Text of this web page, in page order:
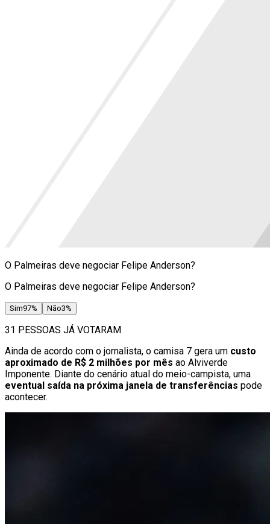
O Palmeiras deve negociar Felipe Anderson?
O Palmeiras deve negociar Felipe Anderson?
Sim97% Não3%
31 PESSOAS JÁ VOTARAM
Ainda de acordo com o jornalista, o camisa 7 gera um custo
aproximado de R$ 2 milhões por mês ao Alviverde
Imponente. Diante do cenário atual do meio-campista, uma
eventual saída na próxima janela de transferências pode
acontecer.